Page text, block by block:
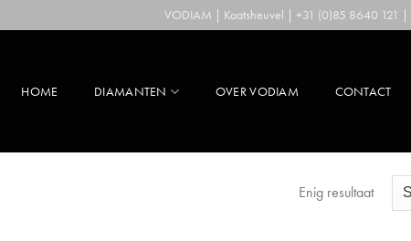
VODIAM | Kaatsheuvel | +31 (0)85 8640 121 |
HOME DIAMANTEN OVER VODIAM CONTACT
Enig resultaat